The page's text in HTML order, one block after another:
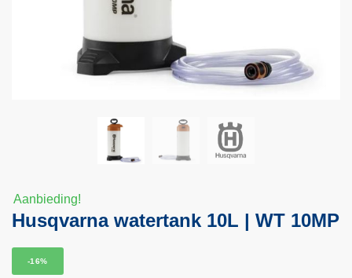
Aanbieding!
Husqvarna watertank 10L | WT 10MP
-16%